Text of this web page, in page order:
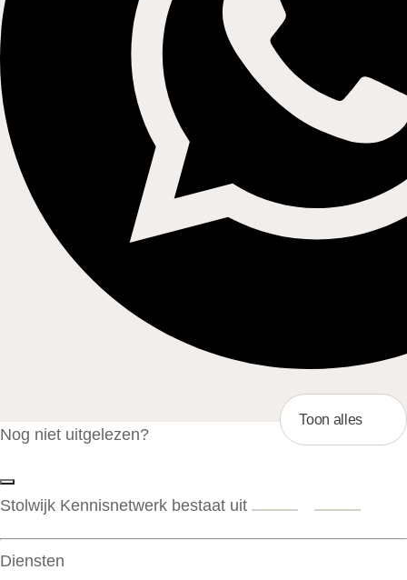
Nog niet uitgelezen?
Toon alles
Stolwijk Kennisnetwerk bestaat uit
Diensten